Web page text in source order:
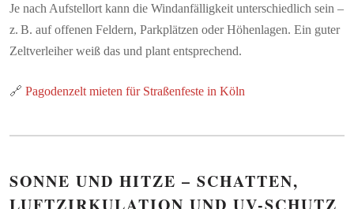
Je nach Aufstellort kann die Windanfälligkeit unterschiedlich sein –
z. B. auf offenen Feldern, Parkplätzen oder Höhenlagen. Ein guter
Zeltverleiher weiß das und plant entsprechend.
🔗 Pagodenzelt mieten für Straßenfeste in Köln
SONNE UND HITZE – SCHATTEN,
LUFTZIRKULATION UND UV-SCHUTZ